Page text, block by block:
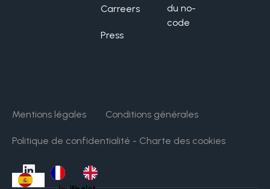
Carreers
Press
du no-
code
Mentions légales Conditions générales
Politique de confidentialité - Charte des cookies